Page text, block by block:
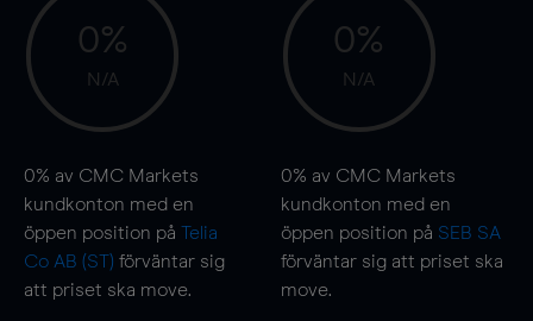
0%
N/A
0% av CMC Markets
kundkonton med en
öppen position på Telia
Co AB (ST) förväntar sig
att priset ska move.
0%
N/A
0% av CMC Markets
kundkonton med en
öppen position på SEB SA
förväntar sig att priset ska
move.